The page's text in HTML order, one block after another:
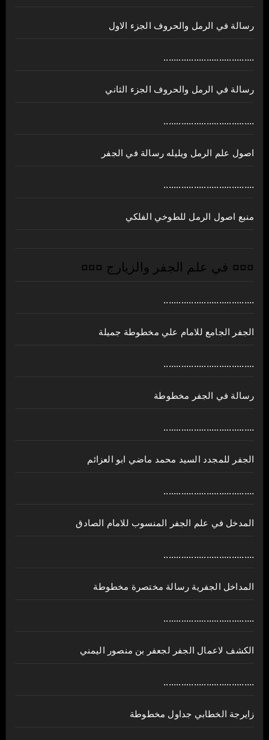
رسالة في الرمل والحروف الجزء الاول
....................................
رسالة في الرمل والحروف الجزء الثاني
....................................
اصول علم الرمل ويليله رسالة في الجفر
....................................
منبع اصول الرمل للطوخي الفلكي
¤¤¤ في علم الجفر والزيارج ¤¤¤
....................................
الجفر الجامع للامام علي مخطوطة جميلة
....................................
رسالة في الجفر مخطوطة
....................................
الجفر للمجدد السيد محمد ماضي ابو العزائم
....................................
المدخل في علم الجفر المنسوب للامام الصادق
....................................
المداخل الجفرية رسالة مختصرة مخطوطة
....................................
الكشف لاعمال الجفر لجعفر بن منصور اليمني
....................................
زايرجة الخطابي جداول مخطوطة